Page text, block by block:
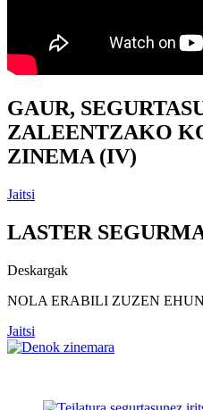
GAUR,
ZALEENTZAKO
ZINEMA (IV)
Jaitsi
LASTER
Deskargak
NOLA ERABILI ZUZEN
Jaitsi